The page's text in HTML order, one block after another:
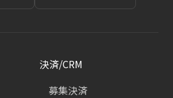
決済/CRM
募集決済